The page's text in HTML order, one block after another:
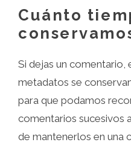
Cuánto
Si dejas un comentario,
metadatos se
para que podamos
comentarios sucesivos
de mantenerlos en una